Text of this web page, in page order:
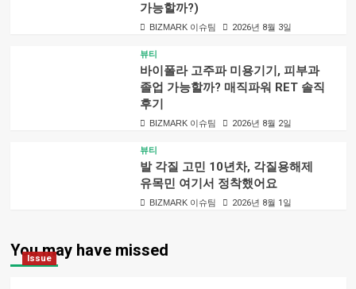
가능할까?)
BIZMARK 이슈팀 2026년 8월 3일
뷰티
바이폴라 고주파 미용기기, 피부과
졸업 가능할까? 매직파워 RET 솔직
후기
BIZMARK 이슈팀 2026년 8월 2일
뷰티
발 각질 고민 10년차, 각질용해제
유목민 여기서 정착했어요
BIZMARK 이슈팀 2026년 8월 1일
You may have missed
Issue